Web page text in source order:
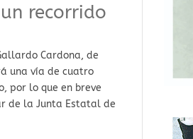
recorrido
Cardona, de
una vía de cuatro
por lo que en breve
de la Junta Estatal de